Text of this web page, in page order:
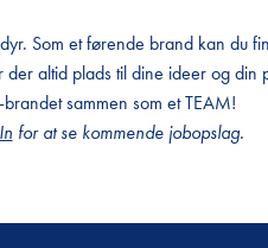
Som et førende brand kan du
altid plads til dine ideer og din
sammen som et TEAM!
for at se kommende jobopslag.